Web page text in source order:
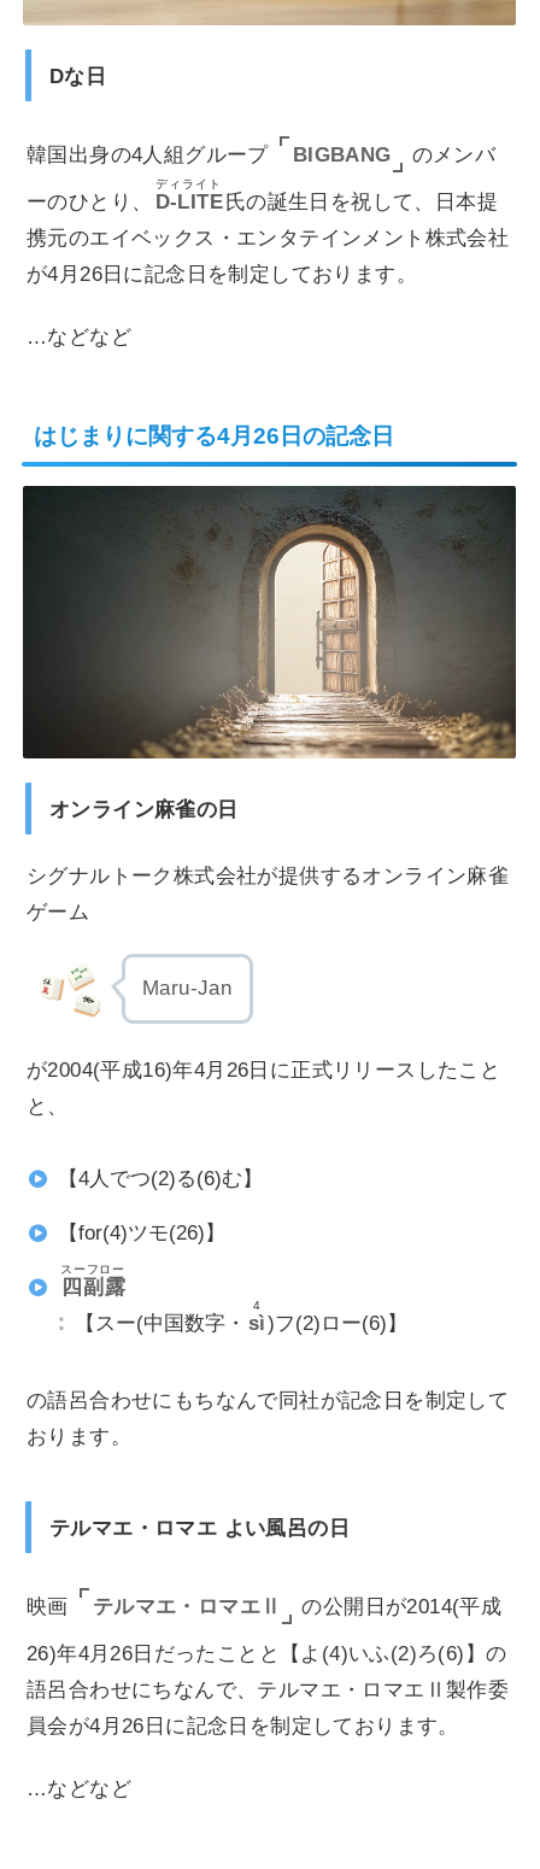
Dな日
韓国出身の4人組グループ BIGBANG のメンバ
ーのひとり、 D-LITE
ディライト
氏の誕生日を祝して、日本提
携元のエイベックス・エンタテインメント株式会社
が4月26日に記念日を制定しております。
…などなど
はじまりに関する4月26日の記念日
オンライン麻雀の日
シグナルトーク株式会社が提供するオンライン麻雀
ゲーム
Maru-Jan
が2004(平成16)年4月26日に正式リリースしたこと
と、
【4人でつ(2)る(6)む】
【for(4)ツモ(26)】
四副露
スーフロー
【スー(中国数字・ sì
4
)フ(2)ロー(6)】
の語呂合わせにもちなんで同社が記念日を制定して
おります。
テルマエ・ロマエ よい風呂の日
映画 テルマエ・ロマエⅡ の公開日が2014(平成
26)年4月26日だったことと【よ(4)いふ(2)ろ(6)】の
語呂合わせにちなんで、テルマエ・ロマエⅡ製作委
員会が4月26日に記念日を制定しております。
…などなど